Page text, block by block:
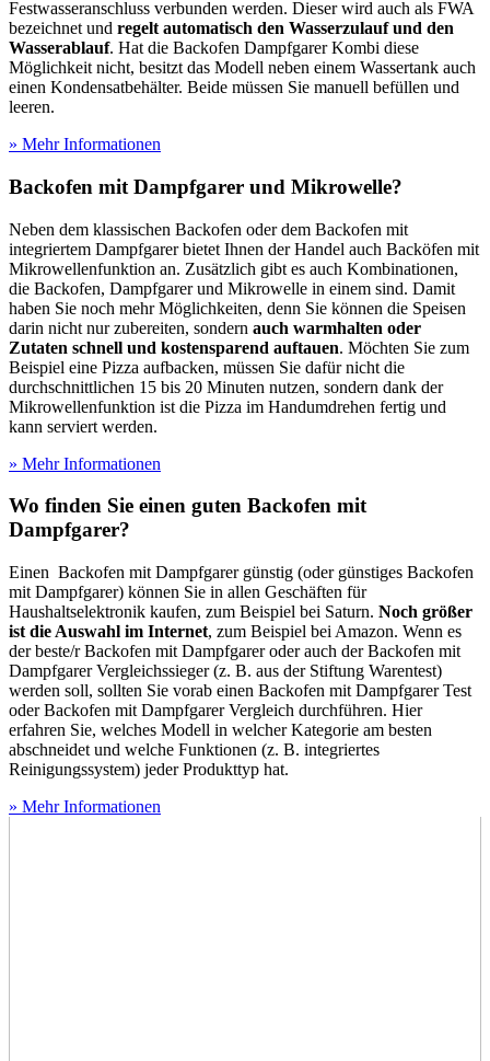
Festwasseranschluss verbunden werden. Dieser wird auch als FWA
bezeichnet und regelt automatisch den Wasserzulauf und den
Wasserablauf. Hat die Backofen Dampfgarer Kombi diese
Möglichkeit nicht, besitzt das Modell neben einem Wassertank auch
einen Kondensatbehälter. Beide müssen Sie manuell befüllen und
leeren.
» Mehr Informationen
Backofen mit Dampfgarer und Mikrowelle?
Neben dem klassischen Backofen oder dem Backofen mit
integriertem Dampfgarer bietet Ihnen der Handel auch Backöfen mit
Mikrowellenfunktion an. Zusätzlich gibt es auch Kombinationen,
die Backofen, Dampfgarer und Mikrowelle in einem sind. Damit
haben Sie noch mehr Möglichkeiten, denn Sie können die Speisen
darin nicht nur zubereiten, sondern auch warmhalten oder
Zutaten schnell und kostensparend auftauen. Möchten Sie zum
Beispiel eine Pizza aufbacken, müssen Sie dafür nicht die
durchschnittlichen 15 bis 20 Minuten nutzen, sondern dank der
Mikrowellenfunktion ist die Pizza im Handumdrehen fertig und
kann serviert werden.
» Mehr Informationen
Wo finden Sie einen guten Backofen mit
Dampfgarer?
Einen Backofen mit Dampfgarer günstig (oder günstiges Backofen
mit Dampfgarer) können Sie in allen Geschäften für
Haushaltselektronik kaufen, zum Beispiel bei Saturn. Noch größer
ist die Auswahl im Internet, zum Beispiel bei Amazon. Wenn es
der beste/r Backofen mit Dampfgarer oder auch der Backofen mit
Dampfgarer Vergleichssieger (z. B. aus der Stiftung Warentest)
werden soll, sollten Sie vorab einen Backofen mit Dampfgarer Test
oder Backofen mit Dampfgarer Vergleich durchführen. Hier
erfahren Sie, welches Modell in welcher Kategorie am besten
abschneidet und welche Funktionen (z. B. integriertes
Reinigungssystem) jeder Produkttyp hat.
» Mehr Informationen